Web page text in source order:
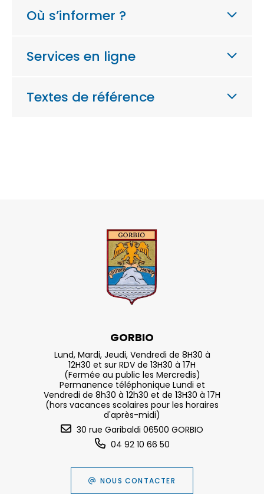
Où s’informer ?
Services en ligne
Textes de référence
GORBIO
Lund, Mardi, Jeudi, Vendredi de 8H30 à
12H30 et sur RDV de 13H30 à 17H
(Fermée au public les Mercredis)
Permanence téléphonique Lundi et
Vendredi de 8h30 à 12h30 et de 13H30 à 17H
(hors vacances scolaires pour les horaires
d'après-midi)
30 rue Garibaldi 06500 GORBIO
04 92 10 66 50
NOUS CONTACTER